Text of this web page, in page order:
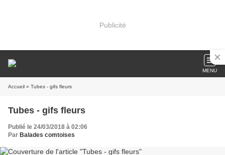
Publicité
MENU
Accueil » Tubes - gifs fleurs
Tubes - gifs fleurs
Publié le 24/03/2018 à 02:06
Par Balades comtoises